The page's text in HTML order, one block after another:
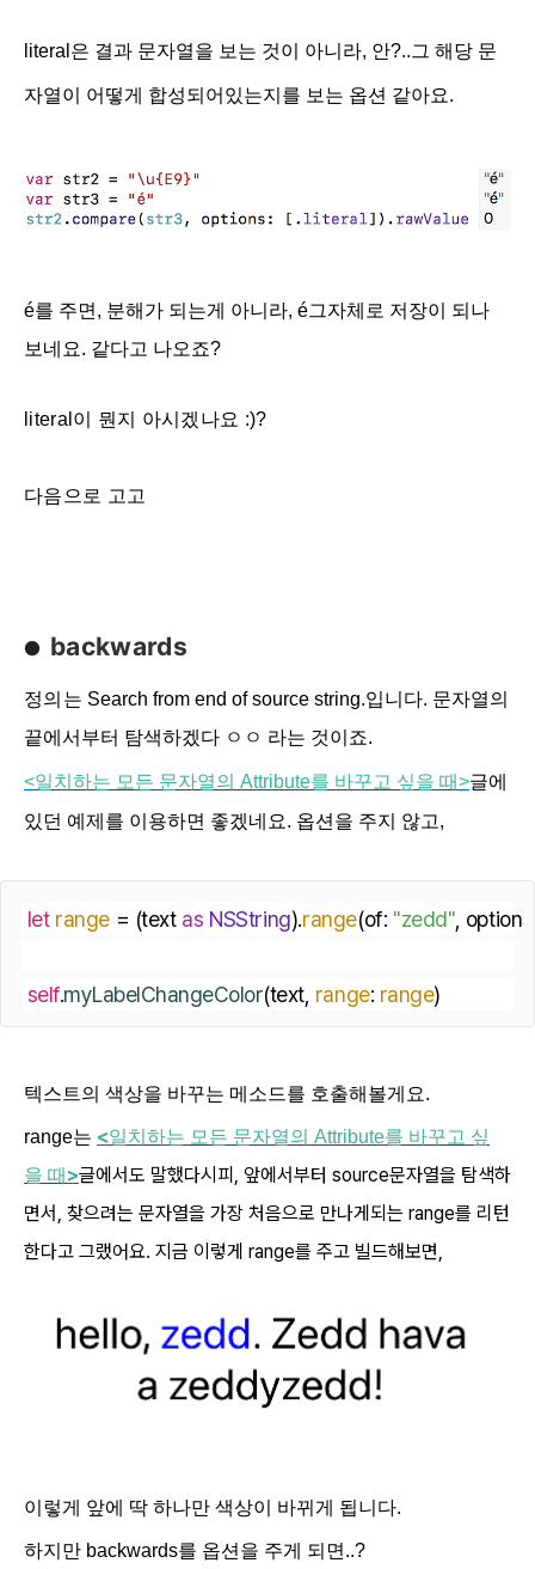
literal은 결과 문자열을 보는 것이 아니라, 안?..그 해당 문
자열이 어떻게 합성되어있는지를 보는 옵션 같아요.
é를 주면, 분해가 되는게 아니라, é그자체로 저장이 되나
보네요. 같다고 나오죠?
literal 이 뭔지 아시겠나요 :)?
다음으로 고고
● backwards
정의는 Search from end of source string.입니다. 문자열의
끝에서부터 탐색하겠다 ㅇㅇ 라는 것이죠.
<일치하는 모든 문자열의 Attribute를 바꾸고 싶을 때>글에
있던 예제를 이용하면 좋겠네요. 옵션을 주지 않고,
let range = (text as NSString).range(of: "zedd",
self.myLabelChangeColor(text, range: range)
텍스트의 색상을 바꾸는 메소드를 호출해볼게요.
range는 <일치하는 모든 문자열의 Attribute를 바꾸고 싶
을 때 >글에서도 말했다시피, 앞에서부터 source문자열을 탐색하
면서, 찾으려는 문자열을 가장 처음으로 만나게되는 range를 리턴
한다고 그랬어요. 지금 이렇게 range를 주고 빌드해보면,
이렇게 앞에 딱 하나만 색상이 바뀌게 됩니다.
하지만 backwards를 옵션을 주게 되면..?